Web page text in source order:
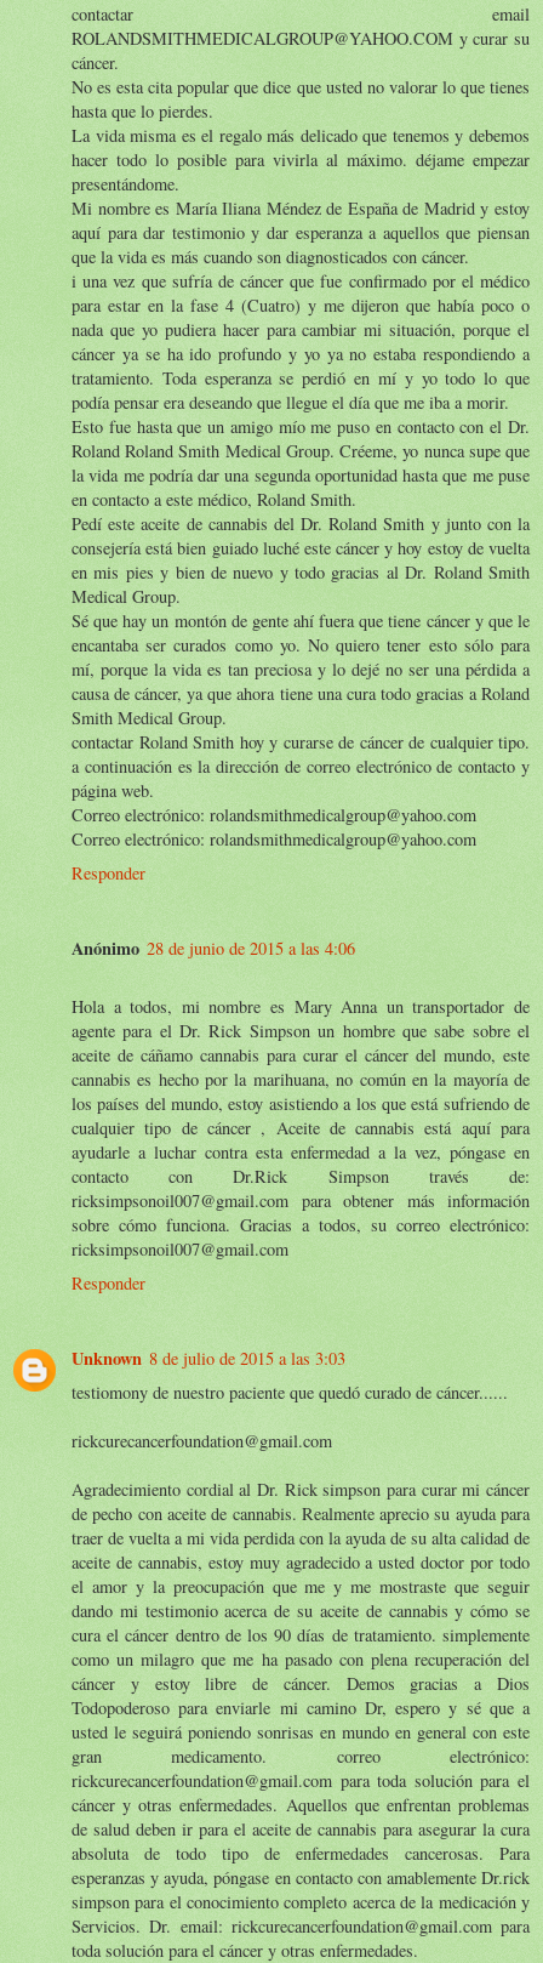
contactar email
ROLANDSMITHMEDICALGROUP@YAHOO.COM y curar su
cáncer.
No es esta cita popular que dice que usted no valorar lo que tienes
hasta que lo pierdes.
La vida misma es el regalo más delicado que tenemos y debemos
hacer todo lo posible para vivirla al máximo. déjame empezar
presentándome.
Mi nombre es María Iliana Méndez de España de Madrid y estoy
aquí para dar testimonio y dar esperanza a aquellos que piensan
que la vida es más cuando son diagnosticados con cáncer.
i una vez que sufría de cáncer que fue confirmado por el médico
para estar en la fase 4 (Cuatro) y me dijeron que había poco o
nada que yo pudiera hacer para cambiar mi situación, porque el
cáncer ya se ha ido profundo y yo ya no estaba respondiendo a
tratamiento. Toda esperanza se perdió en mí y yo todo lo que
podía pensar era deseando que llegue el día que me iba a morir.
Esto fue hasta que un amigo mío me puso en contacto con el Dr.
Roland Roland Smith Medical Group. Créeme, yo nunca supe que
la vida me podría dar una segunda oportunidad hasta que me puse
en contacto a este médico, Roland Smith.
Pedí este aceite de cannabis del Dr. Roland Smith y junto con la
consejería está bien guiado luché este cáncer y hoy estoy de vuelta
en mis pies y bien de nuevo y todo gracias al Dr. Roland Smith
Medical Group.
Sé que hay un montón de gente ahí fuera que tiene cáncer y que le
encantaba ser curados como yo. No quiero tener esto sólo para
mí, porque la vida es tan preciosa y lo dejé no ser una pérdida a
causa de cáncer, ya que ahora tiene una cura todo gracias a Roland
Smith Medical Group.
contactar Roland Smith hoy y curarse de cáncer de cualquier tipo.
a continuación es la dirección de correo electrónico de contacto y
página web.
Correo electrónico: rolandsmithmedicalgroup@yahoo.com
Correo electrónico: rolandsmithmedicalgroup@yahoo.com
Responder
Anónimo 28 de junio de 2015 a las 4:06
Hola a todos, mi nombre es Mary Anna un transportador de
agente para el Dr. Rick Simpson un hombre que sabe sobre el
aceite de cáñamo cannabis para curar el cáncer del mundo, este
cannabis es hecho por la marihuana, no común en la mayoría de
los países del mundo, estoy asistiendo a los que está sufriendo de
cualquier tipo de cáncer , Aceite de cannabis está aquí para
ayudarle a luchar contra esta enfermedad a la vez, póngase en
contacto con Dr.Rick Simpson través de:
ricksimpsonoil007@gmail.com para obtener más información
sobre cómo funciona. Gracias a todos, su correo electrónico:
ricksimpsonoil007@gmail.com
Responder
Unknown 8 de julio de 2015 a las 3:03
testiomony de nuestro paciente que quedó curado de cáncer......
rickcurecancerfoundation@gmail.com
Agradecimiento cordial al Dr. Rick simpson para curar mi cáncer
de pecho con aceite de cannabis. Realmente aprecio su ayuda para
traer de vuelta a mi vida perdida con la ayuda de su alta calidad de
aceite de cannabis, estoy muy agradecido a usted doctor por todo
el amor y la preocupación que me y me mostraste que seguir
dando mi testimonio acerca de su aceite de cannabis y cómo se
cura el cáncer dentro de los 90 días de tratamiento. simplemente
como un milagro que me ha pasado con plena recuperación del
cáncer y estoy libre de cáncer. Demos gracias a Dios
Todopoderoso para enviarle mi camino Dr, espero y sé que a
usted le seguirá poniendo sonrisas en mundo en general con este
gran medicamento. correo electrónico:
rickcurecancerfoundation@gmail.com para toda solución para el
cáncer y otras enfermedades. Aquellos que enfrentan problemas
de salud deben ir para el aceite de cannabis para asegurar la cura
absoluta de todo tipo de enfermedades cancerosas. Para
esperanzas y ayuda, póngase en contacto con amablemente Dr.rick
simpson para el conocimiento completo acerca de la medicación y
Servicios. Dr. email: rickcurecancerfoundation@gmail.com para
toda solución para el cáncer y otras enfermedades.